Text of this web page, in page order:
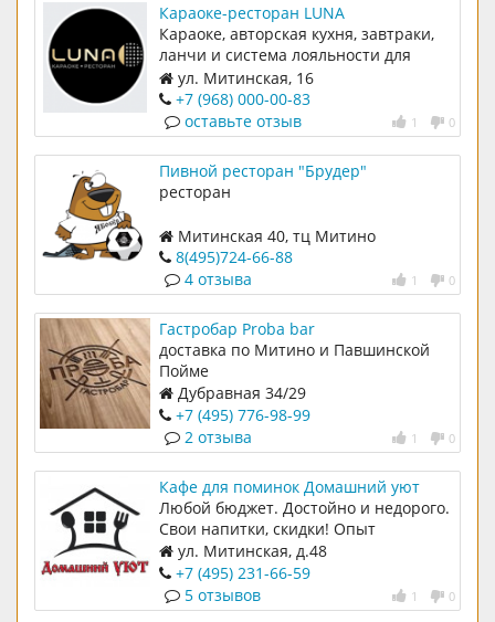
Караоке-ресторан LUNA
Караоке, авторская кухня, завтраки,
ланчи и система лояльности для
наших гостей
ул. Митинская, 16
+7 (968) 000-00-83
1 0
оставьте отзыв
Пивной ресторан "Брудер"
ресторан
Митинская 40, тц Митино
8(495)724-66-88
1 0
4 отзыва
Гастробар Proba bar
доставка по Митино и Павшинской
Пойме
Дубравная 34/29
+7 (495) 776-98-99
1 0
2 отзыва
Кафе для поминок Домашний уют
Любой бюджет. Достойно и недорого.
Свои напитки, скидки! Опыт
проведения поминок. Отзывчивый
персонал. 100% гарантия качества.
спокойный интерьер
ул. Митинская, д.48
+7 (495) 231-66-59
1 0
5 отзывов